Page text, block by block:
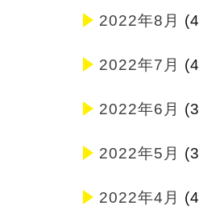
2022年8月
2022年7月
2022年6月
2022年5月
2022年4月